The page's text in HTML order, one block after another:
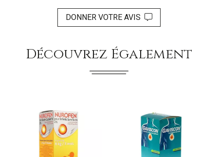
DONNER VOTRE AVIS
Découvrez Également